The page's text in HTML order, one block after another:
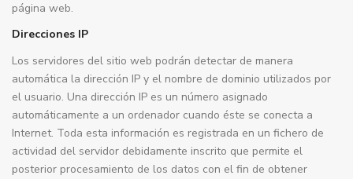
página web.
Direcciones IP
Los servidores del sitio web podrán detectar de manera
automática la dirección IP y el nombre de dominio utilizados por
el usuario. Una dirección IP es un número asignado
automáticamente a un ordenador cuando éste se conecta a
Internet. Toda esta información es registrada en un fichero de
actividad del servidor debidamente inscrito que permite el
posterior procesamiento de los datos con el fin de obtener